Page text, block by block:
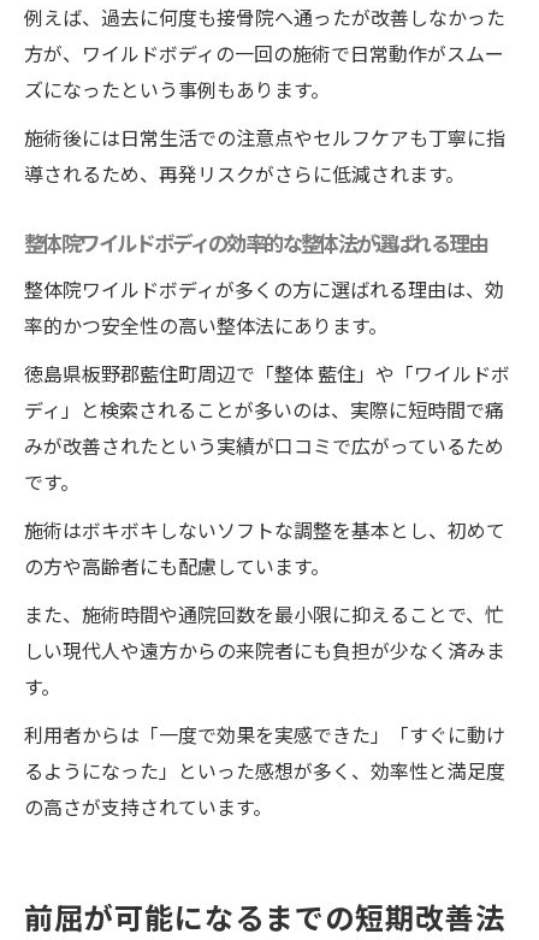
例えば、過去に何度も接骨院へ通ったが改善しなかった
方が、ワイルドボディの一回の施術で日常動作がスムー
ズになったという事例もあります。
施術後には日常生活での注意点やセルフケアも丁寧に指
導されるため、再発リスクがさらに低減されます。
整体院ワイルドボディの効率的な整体法が選ばれる理由
整体院ワイルドボディが多くの方に選ばれる理由は、効
率的かつ安全性の高い整体法にあります。
徳島県板野郡藍住町周辺で「整体 藍住」や「ワイルドボ
ディ」と検索されることが多いのは、実際に短時間で痛
みが改善されたという実績が口コミで広がっているため
です。
施術はボキボキしないソフトな調整を基本とし、初めて
の方や高齢者にも配慮しています。
また、施術時間や通院回数を最小限に抑えることで、忙
しい現代人や遠方からの来院者にも負担が少なく済みま
す。
利用者からは「一度で効果を実感できた」「すぐに動け
るようになった」といった感想が多く、効率性と満足度
の高さが支持されています。
前屈が可能になるまでの短期改善法